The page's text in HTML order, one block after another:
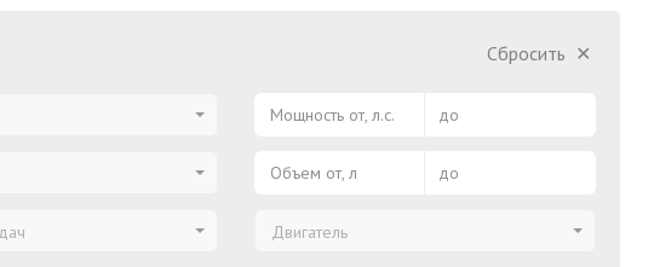
Сбросить ✕
Мощность от, л.с. до
Объем от, л до
Двигатель